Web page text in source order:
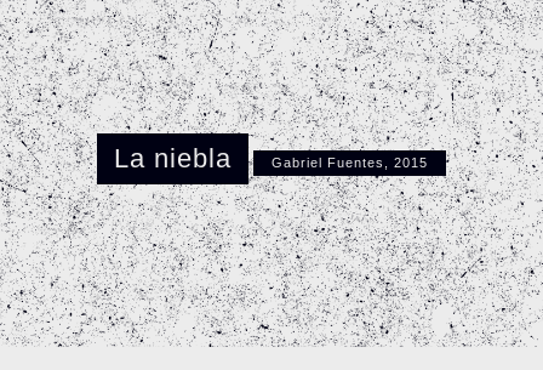
La niebla Gabriel Fuentes, 2015